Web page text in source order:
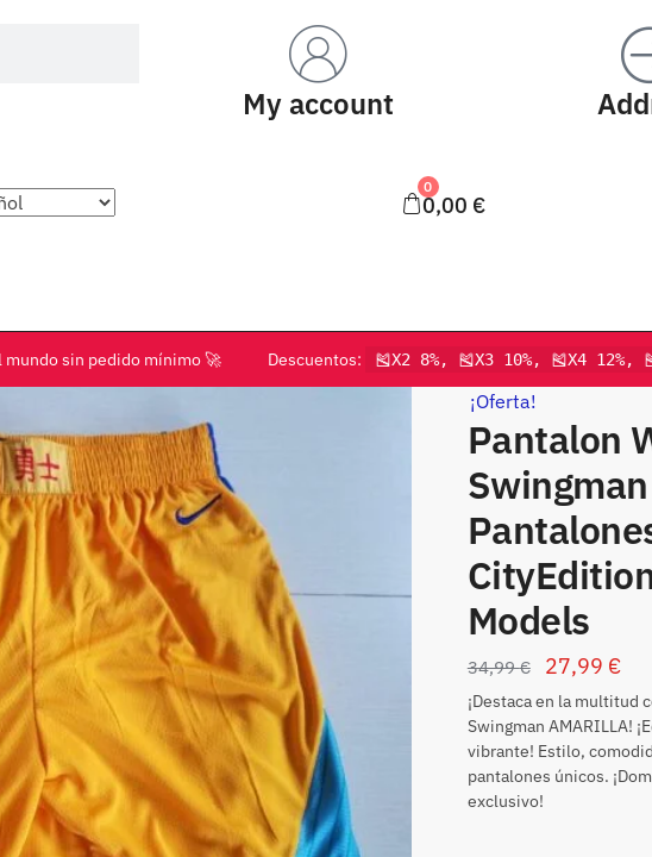
My account
0
0,00 €
mundo sin pedido mínimo 🚀 Descuentos: 🎽X2 8%, 🎽X3 10%, 🎽X4 12%,
¡Oferta!
Pantalon
Models
34,99€ 27,99 €
¡Destaca en la multitud
Swingman AMARILLA!
vibrante! Estilo,
pantalones únicos.
exclusivo!